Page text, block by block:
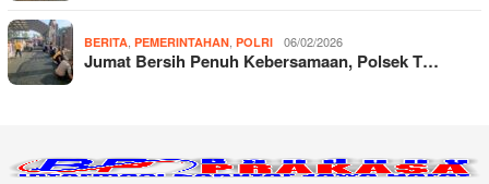
BERITA PEMERINTAHAN POLRI 06/02/2026
Jumat Bersih Penuh Kebersamaan, Polsek T…